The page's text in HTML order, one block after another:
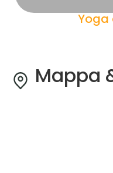
Yoga
Mappa